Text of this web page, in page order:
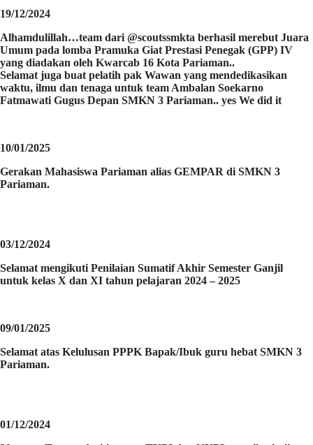
19/12/2024
Alhamdulillah…team dari @scoutssmkta berhasil merebut Juara
Umum pada lomba Pramuka Giat Prestasi Penegak (GPP) IV
yang diadakan oleh Kwarcab 16 Kota Pariaman..
Selamat juga buat pelatih pak Wawan yang mendedikasikan
waktu, ilmu dan tenaga untuk team Ambalan Soekarno
Fatmawati Gugus Depan SMKN 3 Pariaman.. yes We did it
10/01/2025
Gerakan Mahasiswa Pariaman alias GEMPAR di SMKN 3
Pariaman.
03/12/2024
Selamat mengikuti Penilaian Sumatif Akhir Semester Ganjil
untuk kelas X dan XI tahun pelajaran 2024 – 2025
09/01/2025
Selamat atas Kelulusan PPPK Bapak/Ibuk guru hebat SMKN 3
Pariaman.
01/12/2024